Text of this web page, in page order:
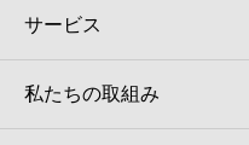
ソフトバンクギフト
サービス
私たちの取組み